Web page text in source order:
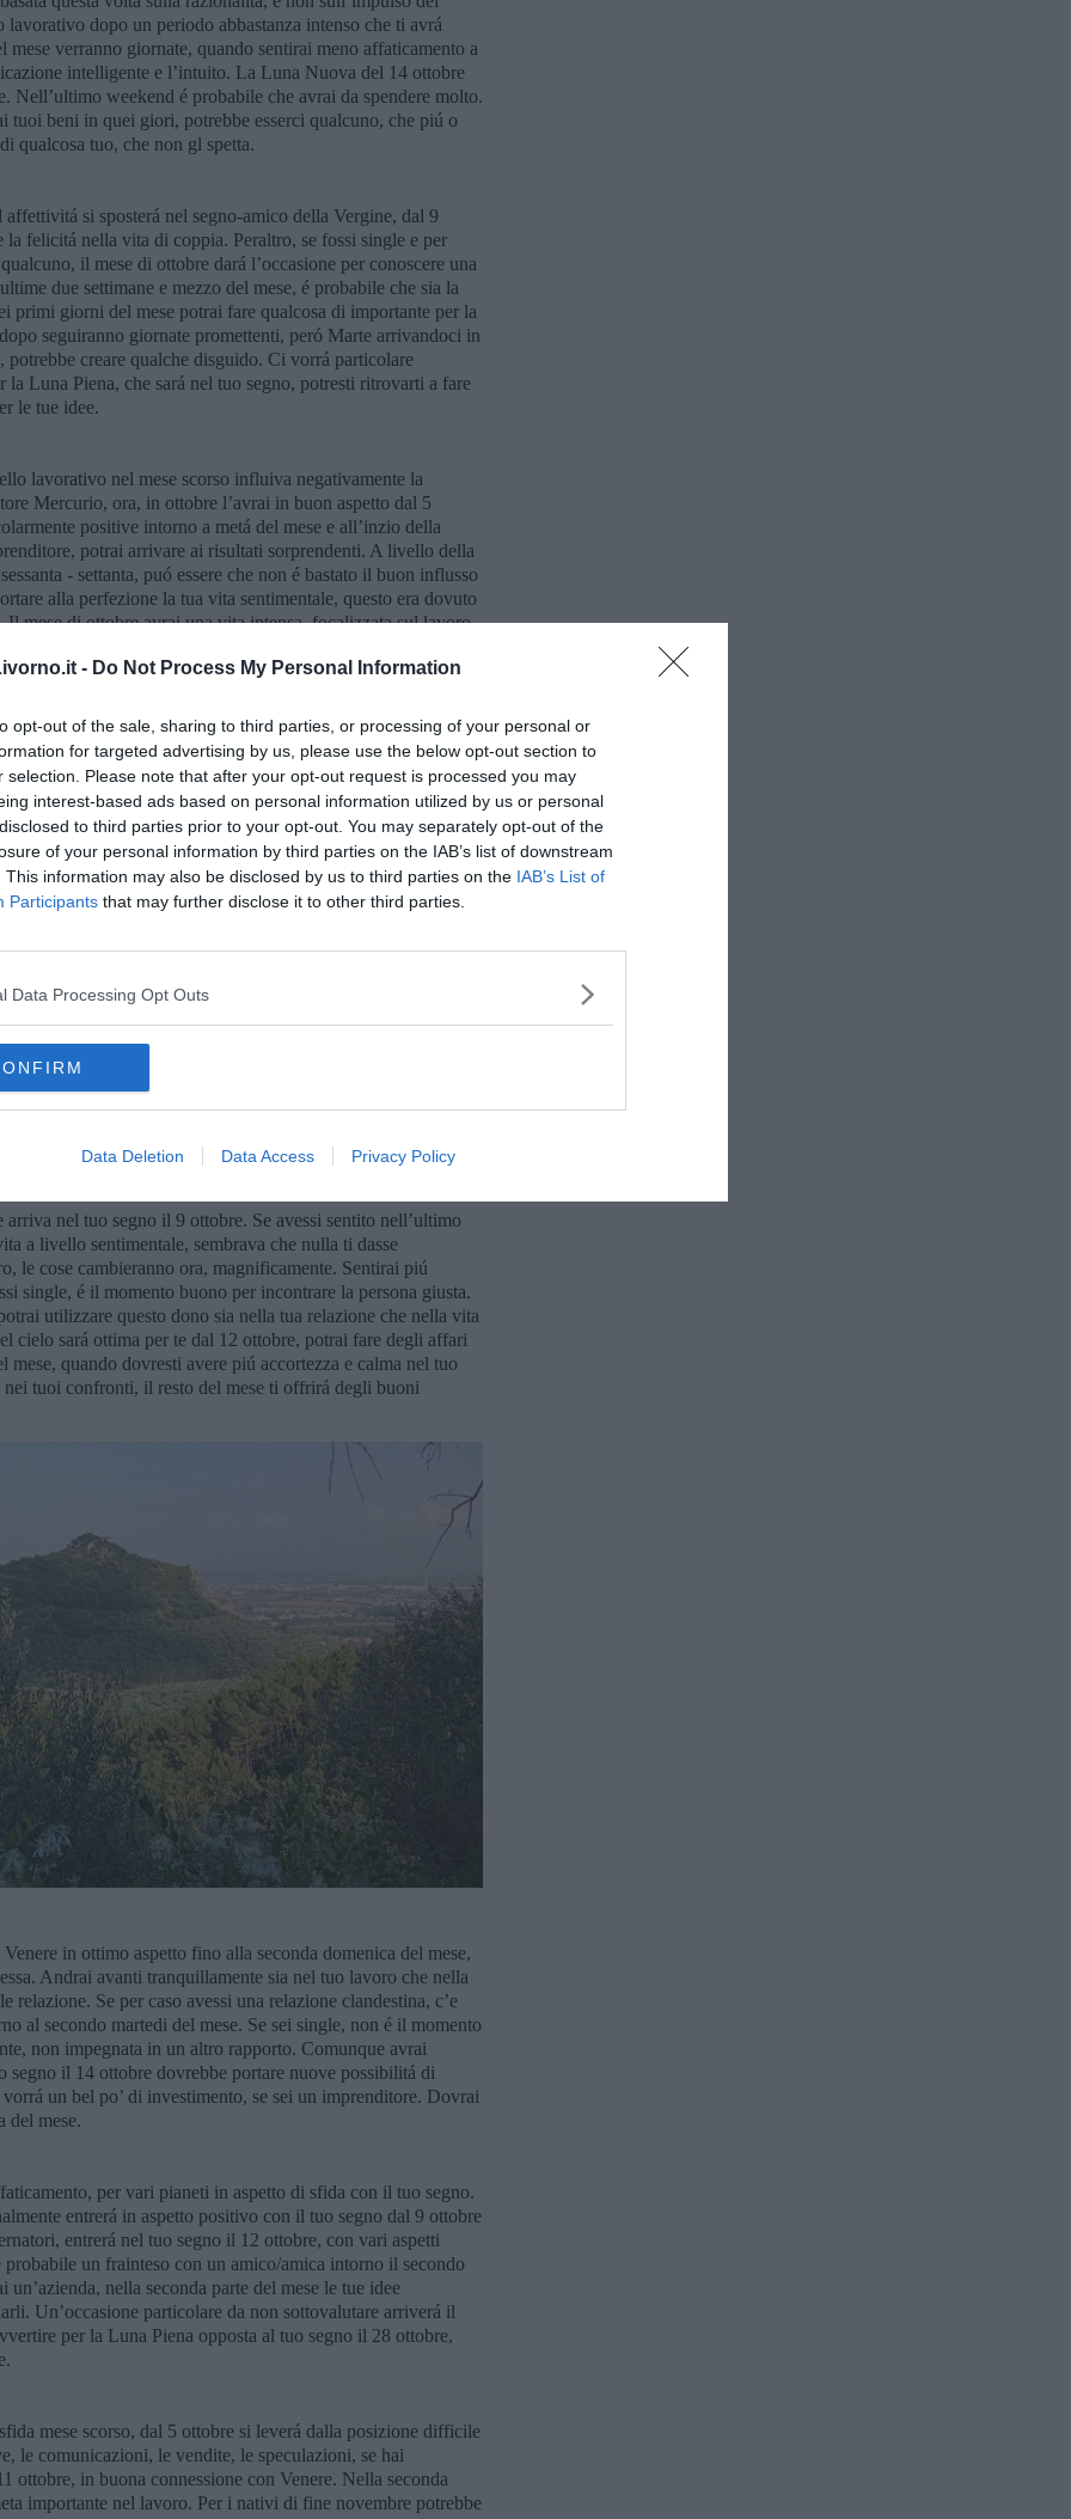
- Do Not Process My Personal Information
opt-out of the sale, sharing to third parties, or processing of your personal or
for targeted advertising by us, please use the below opt-out section to
selection. Please note that after your opt-out request is processed you may
interest-based ads based on personal information utilized by us or personal
to third parties prior to your opt-out. You may separately opt-out of the
of your personal information by third parties on the IAB’s list of downstream
This information may also be disclosed by us to third parties on the IAB’s List of
Participants that may further disclose it to other third parties.
Data Processing Opt Outs
Data Deletion Data Access Privacy Policy
dopo un periodo abbastanza intenso che ti avrá
mese verranno giornate, quando sentirai meno affaticamento a
intelligente e l’intuito. La Luna Nuova del 14 ottobre
Nell’ultimo weekend é probabile che avrai da spendere molto.
tuoi beni in quei giori, potrebbe esserci qualcuno, che piú o
qualcosa tuo, che non gl spetta.
si sposterá nel segno-amico della Vergine, dal 9
la felicitá nella vita di coppia. Peraltro, se fossi single e per
il mese di ottobre dará l’occasione per conoscere una
due settimane e mezzo del mese, é probabile che sia la
primi giorni del mese potrai fare qualcosa di importante per la
seguiranno giornate promettenti, peró Marte arrivandoci in
creare qualche disguido. Ci vorrá particolare
la Luna Piena, che sará nel tuo segno, potresti ritrovarti a fare
le tue idee.
lavorativo nel mese scorso influiva negativamente la
Mercurio, ora, in ottobre l’avrai in buon aspetto dal 5
positive intorno a metá del mese e all’inzio della
potrai arrivare ai risultati sorprendenti. A livello della
- settanta, puó essere che non é bastato il buon influsso
alla perfezione la tua vita sentimentale, questo era dovuto
mese di ottobre avrai una vita intensa, focalizzata sul lavoro,
peró sará ancora presto a dire, se si tratterá di una cosa
di novembre.
un imprenditore, i tuoi piani lavorativi riuscirai a sviluppare
Poco prima di metá mese anche Marte si metterá alla tua
un mese quando i fatti supereranno ogni tua aspettativa,
ben agevolato dalle stelle nella penultima settimana
andare tutto bene, specialmente dopo il 9 ottobre, dopo
alle tue esigenze per crearti piú serenitá famigliare e
dopo questa data, con tanta velocitá ed é molto
indulgente, valuta tu, se avrai la forza e la voglia di gestirlo.
via Venere dal tuo segno, dopo 4 mesi di permanenza.
in buon aspetto, tra l’altro Marte, che nella prima metá del
che sará in buon aspetto dalla metá della prima settimana
del mese, potrai portare ad un livello superiore la tua
con i pagamenti dei tuoi clienti, se hai un’azienda.
economico. La Luna Nuova del 14 ottobre potrebbe
un po’ piú tesa, per qualche pianeta in posizione di
nel tuo segno il 9 ottobre. Se avessi sentito nell’ultimo
a livello sentimentale, sembrava che nulla ti dasse
le cose cambieranno ora, magnificamente. Sentirai piú
single, é il momento buono per incontrare la persona giusta.
utilizzare questo dono sia nella tua relazione che nella vita
cielo sará ottima per te dal 12 ottobre, potrai fare degli affari
quando dovresti avere piú accortezza e calma nel tuo
tuoi confronti, il resto del mese ti offrirá degli buoni
in ottimo aspetto fino alla seconda domenica del mese,
Andrai avanti tranquillamente sia nel tuo lavoro che nella
relazione. Se per caso avessi una relazione clandestina, c’e
al secondo martedi del mese. Se sei single, non é il momento
non impegnata in un altro rapporto. Comunque avrai
il 14 ottobre dovrebbe portare nuove possibilitá di
un bel po’ di investimento, se sei un imprenditore. Dovrai
del mese.
per vari pianeti in aspetto di sfida con il tuo segno.
entrerá in aspetto positivo con il tuo segno dal 9 ottobre
entrerá nel tuo segno il 12 ottobre, con vari aspetti
un frainteso con un amico/amica intorno il secondo
nella seconda parte del mese le tue idee
Un’occasione particolare da non sottovalutare arriverá il
per la Luna Piena opposta al tuo segno il 28 ottobre,
mese scorso, dal 5 ottobre si leverá dalla posizione difficile
le comunicazioni, le vendite, le speculazioni, se hai
ottobre, in buona connessione con Venere. Nella seconda
importante nel lavoro. Per i nativi di fine novembre potrebbe